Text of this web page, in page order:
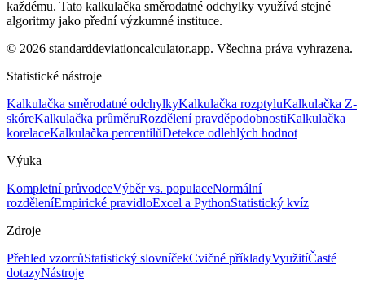
každému. Tato kalkulačka směrodatné odchylky využívá stejné
algoritmy jako přední výzkumné instituce.
© 2026 standarddeviationcalculator.app. Všechna práva vyhrazena.
Statistické nástroje
Kalkulačka směrodatné odchylkyKalkulačka rozptyluKalkulačka Z-
skóreKalkulačka průměruRozdělení pravděpodobnostiKalkulačka
korelaceKalkulačka percentilůDetekce odlehlých hodnot
Výuka
Kompletní průvodceVýběr vs. populaceNormální
rozděleníEmpirické pravidloExcel a PythonStatistický kvíz
Zdroje
Přehled vzorcůStatistický slovníčekCvičné příkladyVyužitíČasté
dotazyNástroje